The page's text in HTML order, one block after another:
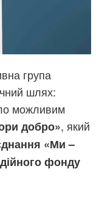
група
шлях:
можливим
добро», який
«Ми –
фонду